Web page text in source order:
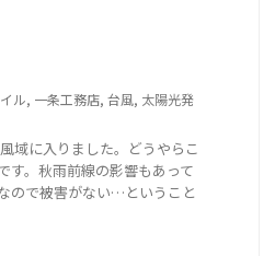
ル, 一条工務店, 台風, 太陽光発
域に入りました。どうやらこ
す。秋雨前線の影響もあって
ので被害がない…ということ